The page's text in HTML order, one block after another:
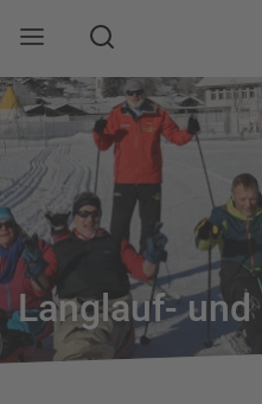
Mobile Navigation öffnen
Suche
Langlauf-